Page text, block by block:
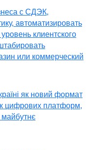
с СДЭК,
автоматизировать
клиентского
или коммерческий
як новий формат
цифрових платформ,
майбутнє